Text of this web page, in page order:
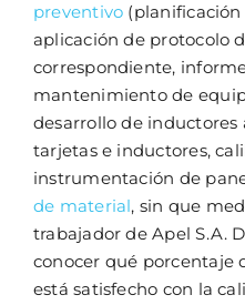
preventivo (planificación
aplicación de protocolo
correspondiente,
mantenimiento de
desarrollo de inductores
tarjetas e inductores,
instrumentación de
de material, sin que
trabajador de Apel S.A.
conocer qué porcentaje
está satisfecho con la